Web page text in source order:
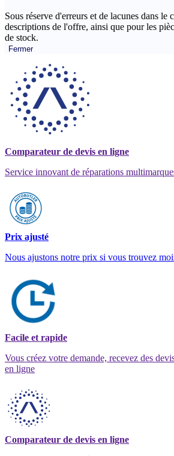
Sous réserve d'erreurs et de lacunes dans le
descriptions de l'offre, ainsi que pour les
de stock.
Fermer
Comparateur de devis en ligne
Service innovant de réparations
Prix ajusté
Nous ajustons notre prix si vous trouvez
Facile et rapide
Vous créez votre demande, recevez des
en ligne
Comparateur de devis en ligne